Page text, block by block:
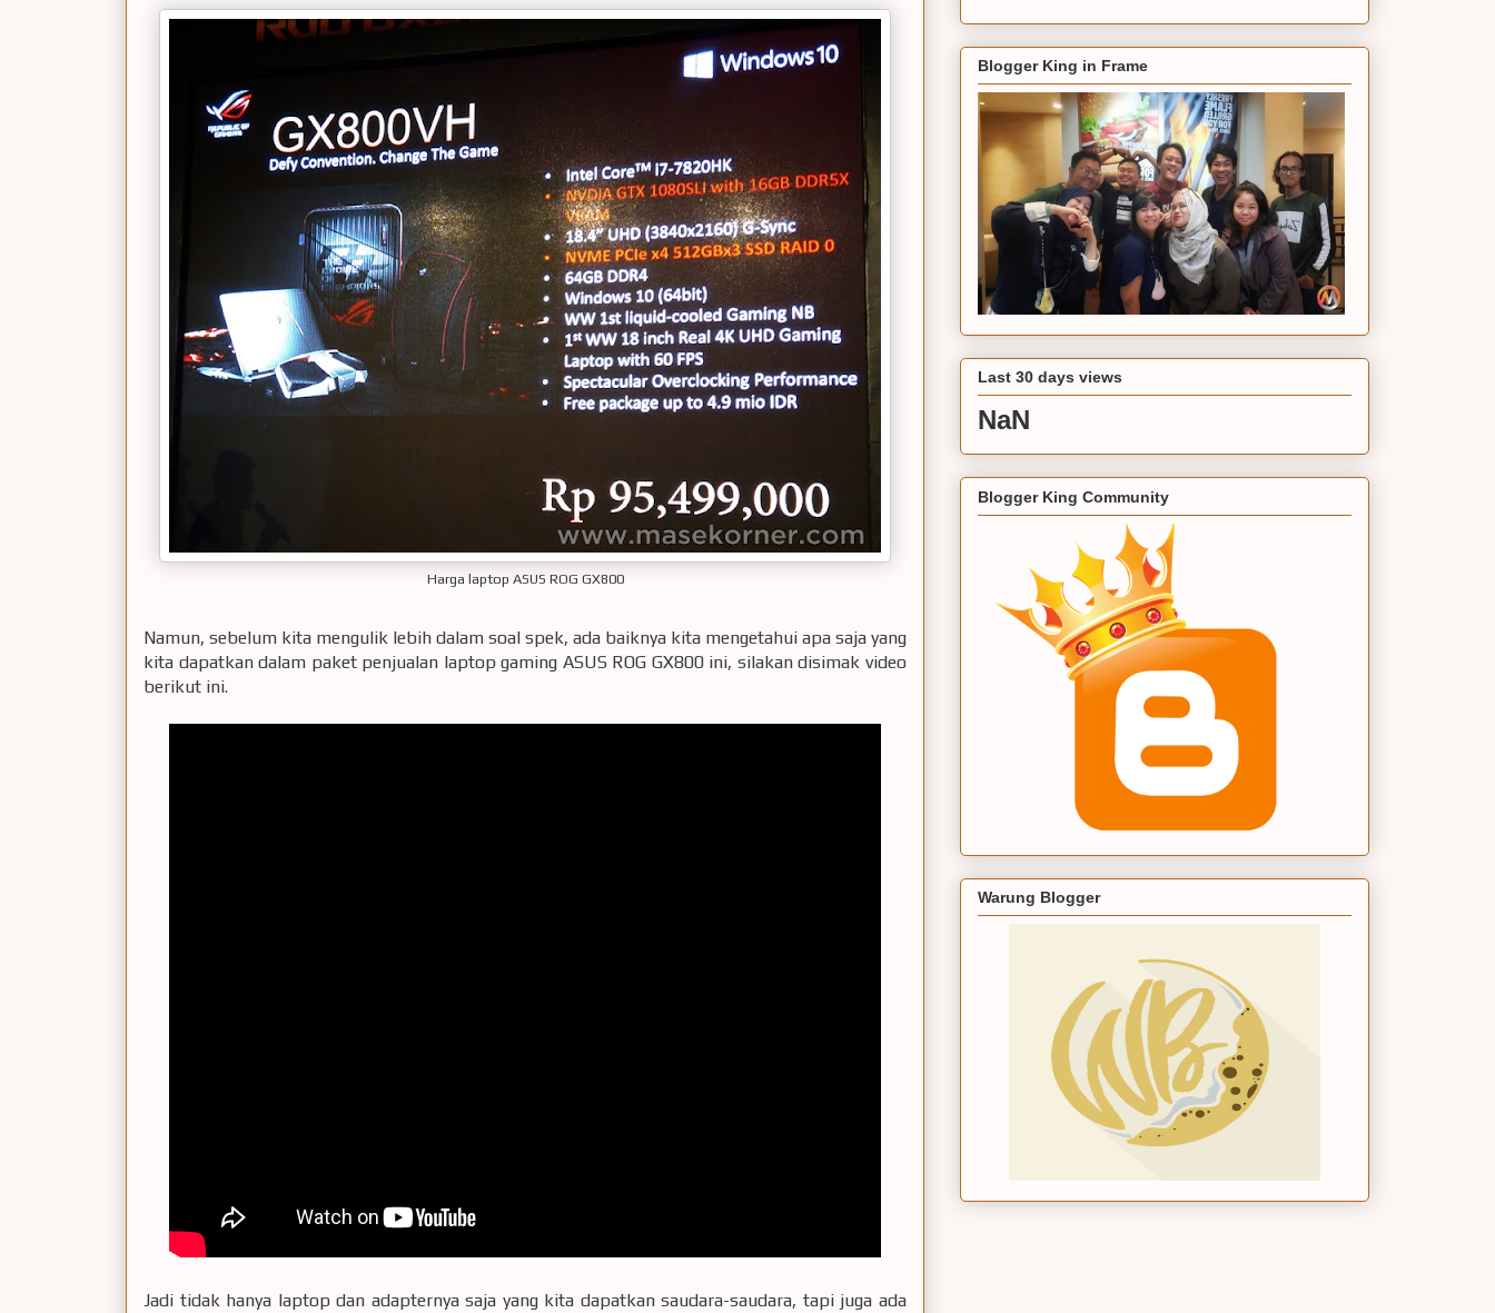
Harga laptop ASUS ROG GX800
Namun, sebelum kita mengulik lebih dalam soal spek, ada baiknya kita mengetahui apa saja yang
kita dapatkan dalam paket penjualan laptop gaming ASUS ROG GX800 ini, silakan disimak video
berikut ini.
Jadi tidak hanya laptop dan adapternya saja yang kita dapatkan saudara-saudara, tapi juga ada
Blogger King in Frame
Last 30 days views
NaN
Blogger King Community
Warung Blogger